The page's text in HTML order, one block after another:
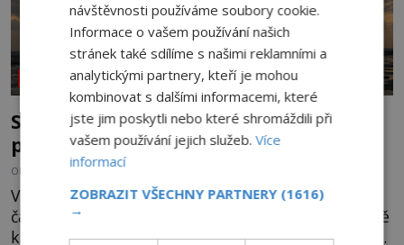
NEOBJASNĚNÉ UDÁLOSTI
Strašidelná pláž Dumas: Je černý písek
podhoubím, ze kterého roste zlo?
OD MIREK BRÁT 6.8.2026
V indickém svazovém státu Gudžarát se nachází
část pobřeží, které má hodně temnou pověst. Jistě
k tomu přispívá i černý písek této pláže. Proč má
návštěvnosti používáme soubory cookie.
Informace o vašem používání našich
stránek také sdílíme s našimi reklamními a
analytickými partnery, kteří je mohou
kombinovat s dalšími informacemi, které
jste jim poskytli nebo které shromáždili při
vašem používání jejich služeb.Více
informací
ZOBRAZIT VŠECHNY PARTNERY (1616)
→